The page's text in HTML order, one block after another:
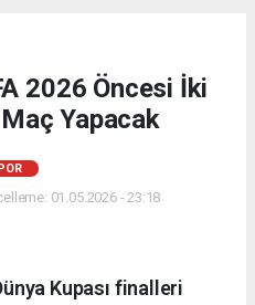
2026 Öncesi İki
Yapacak
01.05.2026 - 23:18
Kupası finalleri